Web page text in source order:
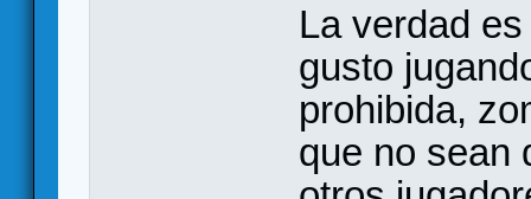
La verdad
gusto
prohibida,
que no sean